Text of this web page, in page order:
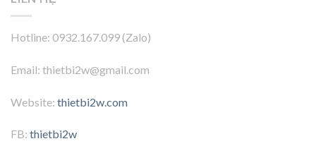
Hotline: 0932.167.099 (Zalo)
Email: thietbi2w@gmail.com
Website: thietbi2w.com
FB: thietbi2w